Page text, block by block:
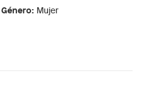
Género: Mujer